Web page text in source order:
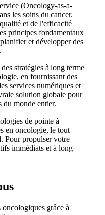
(Oncology-as-a-
les soins du cancer.
et de l'efficacité
principes fondamentaux
et développer des
stratégies à long terme
en fournissant des
services numériques et
solution globale pour
du monde entier.
de pointe à
en oncologie, le tout
Pour propulser votre
immédiats et à long
grâce à